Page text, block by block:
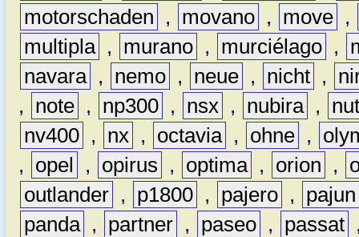
motorschaden
, movano , move ,
multipla , murano , murciélago ,
navara , nemo , neue , nicht ,
,
note , np300 , nsx , nubira ,
nv400 , nx , octavia , ohne ,
,
opel , opirus , optima , orion ,
outlander , p1800 , pajero ,
pajun
panda , partner , paseo , passat